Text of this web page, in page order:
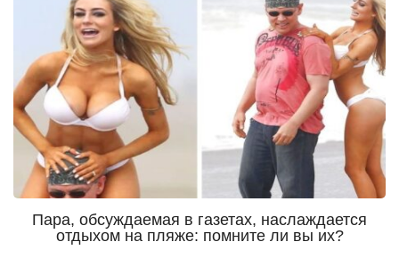
Пара, обсуждаемая в газетах, наслаждается
отдыхом на пляже: помните ли вы их?